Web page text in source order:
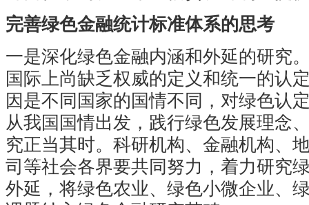
完善绿色金融统计标准体系的思考
一是深化绿色金融内涵和外延的研究
国际上尚缺乏权威的定义和统一的认
因是不同国家的国情不同，对绿色认
从我国国情出发，践行绿色发展理念
究正当其时。科研机构、金融机构、
司等社会各界要共同努力，着力研究
外延，将绿色农业、绿色小微企业、